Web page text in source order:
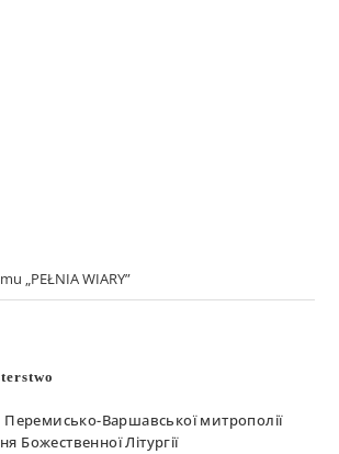
„PEŁNIA WIARY”
Перемисько-Варшавської митрополії
Божественної Літургії